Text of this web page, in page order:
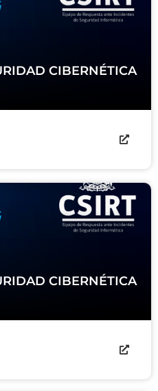
CIBERNÉTICA
CIBERNÉTICA